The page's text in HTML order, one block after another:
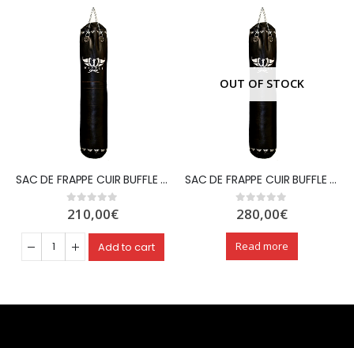
SAC DE FRAPPE CUIR BUFFLE 150cmx45cm – Livré Vide – WETTLE GEAR
0out of 5
210,00€
Add to cart
OUT OF STOCK
SAC DE FRAPPE CUIR BUFFLE 180cmx45cm – Livré Vide – WETTLE GEAR
0out of 5
280,00€
Read more